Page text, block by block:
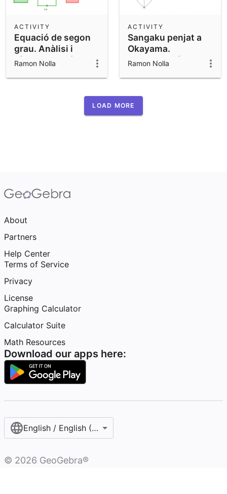
Equació de segon
grau. Anàlisi i
síntesi geomètrica
ACTIVITY
Ramon Nolla
Sangaku penjat a
Okayama.
Construcció
ACTIVITY
Ramon Nolla
LOAD MORE
About
Partners
Help Center
Terms of Service
Privacy
License
Graphing Calculator
Calculator Suite
Math Resources
Download our apps here:
English / English (United States)
© 2026 GeoGebra®